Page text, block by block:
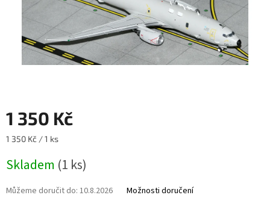
1 350 Kč
Měrná
1 350 Kč / 1 ks
Skladem (1 ks)
Můžeme doručit do: 10.8.2026 Možnosti doručení